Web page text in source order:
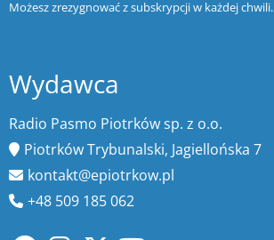
Możesz zrezygnować z subskrypcji w każdej chwili.
Wydawca
Radio Pasmo Piotrków sp. z o.o.
Piotrków Trybunalski, Jagiellońska 7
kontakt@epiotrkow.pl
+48 509 185 062